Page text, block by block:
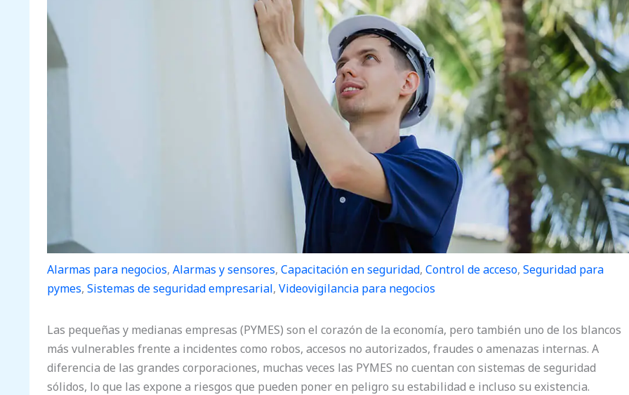
Alarmas para negocios, Alarmas y sensores, Capacitación en seguridad, Control de acceso, Seguridad para
pymes, Sistemas de seguridad empresarial, Videovigilancia para negocios
Las pequeñas y medianas empresas (PYMES) son el corazón de la economía, pero también uno de los blancos
más vulnerables frente a incidentes como robos, accesos no autorizados, fraudes o amenazas internas. A
diferencia de las grandes corporaciones, muchas veces las PYMES no cuentan con sistemas de seguridad
sólidos, lo que las expone a riesgos que pueden poner en peligro su estabilidad e incluso su existencia.